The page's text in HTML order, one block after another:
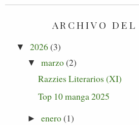
ARCHIVO DEL
▼ 2026(3)
▼ marzo(2)
Razzies Literarios (XI)
Top 10 manga 2025
► enero(1)